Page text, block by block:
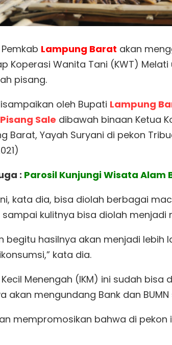
Lampung Barat akan
Koperasi Wanita Tani (KWT)
pisang.
oleh Bupati Lampung
Sale dibawah binaan Ketua
Barat, Yayah Suryani di pekon
: Parosil Kunjungi Wisata Alam
kata dia, bisa diolah berbagai
kulitnya bisa diolah menjadi
begitu hasilnya akan menjadi
kata dia.
Menengah (IKM) ini sudah
akan mengundang Bank dan
mempromosikan bahwa di pekon